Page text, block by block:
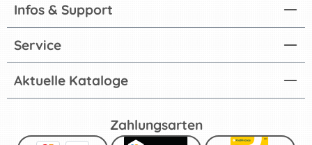
Aktuelle Kataloge
Infos & Support
Service
Zahlungsarten